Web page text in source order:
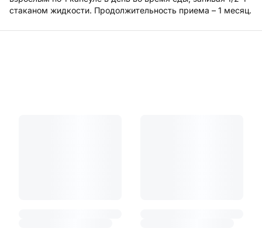
стаканом жидкости. Продолжительность приема – 1 месяц.